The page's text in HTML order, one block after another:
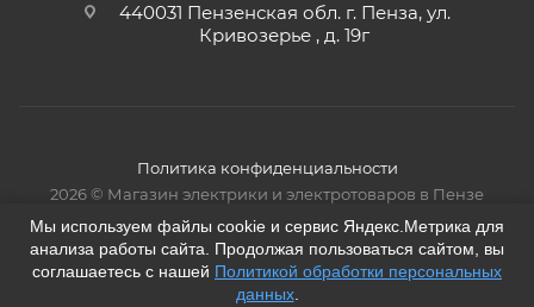
440031 Пензенская обл. г. Пенза, ул.
Кривозерье , д. 19г
Политика конфиденциальности
2026 © Магазин электрики и электротоваров в Пензе
Мы используем файлы cookie и сервис Яндекс.Метрика для
анализа работы сайта. Продолжая пользоваться сайтом, вы
соглашаетесь с нашей Политикой обработки персональных
данных.